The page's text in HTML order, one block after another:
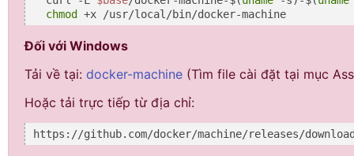
chmod
+x /usr/local/bin/docker-machine
Đối với Windows
Tải về tại: docker-machine (Tìm file cài đặt tại mục
Hoặc tải trực tiếp từ địa chỉ:
https://github.com/docker/machine/releases/